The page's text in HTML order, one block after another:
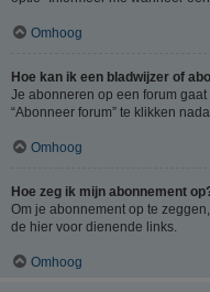
Omhoog
Hoe kan ik een bladwijzer of
Je abonneren op een forum
“Abonneer forum” te klikken
Omhoog
Hoe zeg ik mijn abonnement
Om je abonnement op te
de hier voor dienende links.
Omhoog